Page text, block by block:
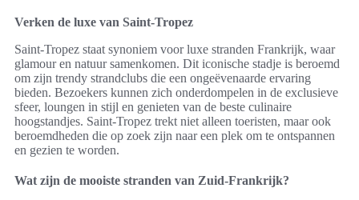
Verken de luxe van Saint-Tropez
Saint-Tropez staat synoniem voor luxe stranden Frankrijk, waar
glamour en natuur samenkomen. Dit iconische stadje is beroemd
om zijn trendy strandclubs die een ongeëvenaarde ervaring
bieden. Bezoekers kunnen zich onderdompelen in de exclusieve
sfeer, loungen in stijl en genieten van de beste culinaire
hoogstandjes. Saint-Tropez trekt niet alleen toeristen, maar ook
beroemdheden die op zoek zijn naar een plek om te ontspannen
en gezien te worden.
Wat zijn de mooiste stranden van Zuid-Frankrijk?